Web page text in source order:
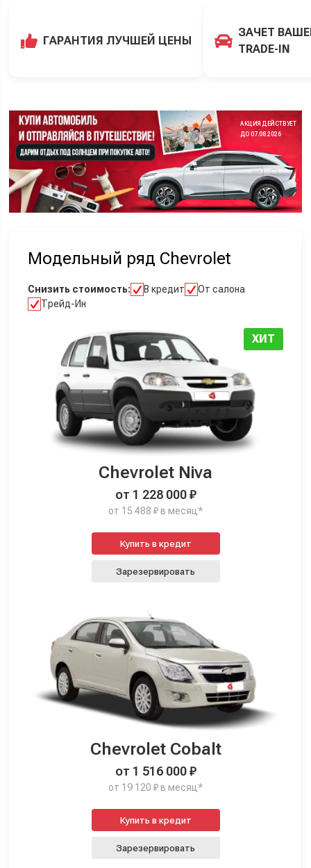
ГАРАНТИЯ ЛУЧШЕЙ ЦЕНЫ
ЗАЧЕТ
TRADE-IN
АКЦИЯ ДЕЙСТВУЕТ
ДО 07.08.2026
Модельный ряд Chevrolet
Снизить стоимость: В кредит
От салона
Трейд-Ин
ХИТ
Chevrolet Niva
от 1 228 000 ₽
от 15 488 ₽ в месяц*
Купить в кредит
Зарезервировать
Chevrolet Cobalt
от 1 516 000 ₽
от 19 120 ₽ в месяц*
Купить в кредит
Зарезервировать